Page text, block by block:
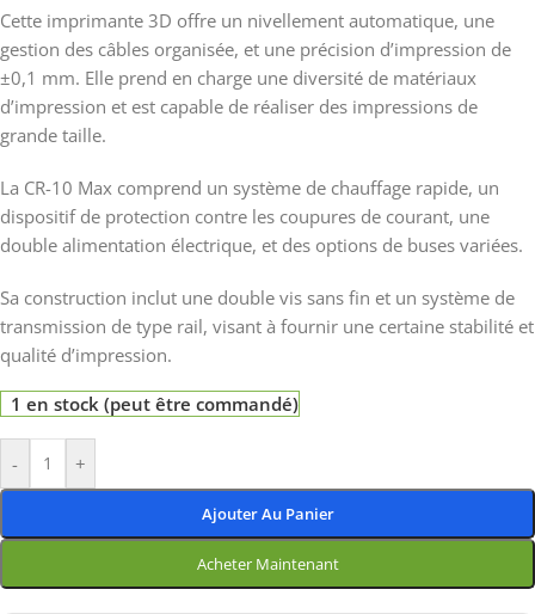
Cette imprimante 3D offre un nivellement automatique, une
gestion des câbles organisée, et une précision d’impression de
±0,1 mm. Elle prend en charge une diversité de matériaux
d’impression et est capable de réaliser des impressions de
grande taille.
La CR-10 Max comprend un système de chauffage rapide, un
dispositif de protection contre les coupures de courant, une
double alimentation électrique, et des options de buses variées.
Sa construction inclut une double vis sans fin et un système de
transmission de type rail, visant à fournir une certaine stabilité et
qualité d’impression.
1 en stock (peut être commandé)
- +
Ajouter Au Panier
Acheter Maintenant